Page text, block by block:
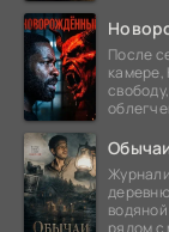
После
камере,
рядом с